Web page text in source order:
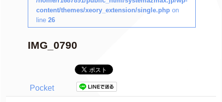
content/themes/xeory_extension/single.php on
line 26
IMG_0790
Pocket